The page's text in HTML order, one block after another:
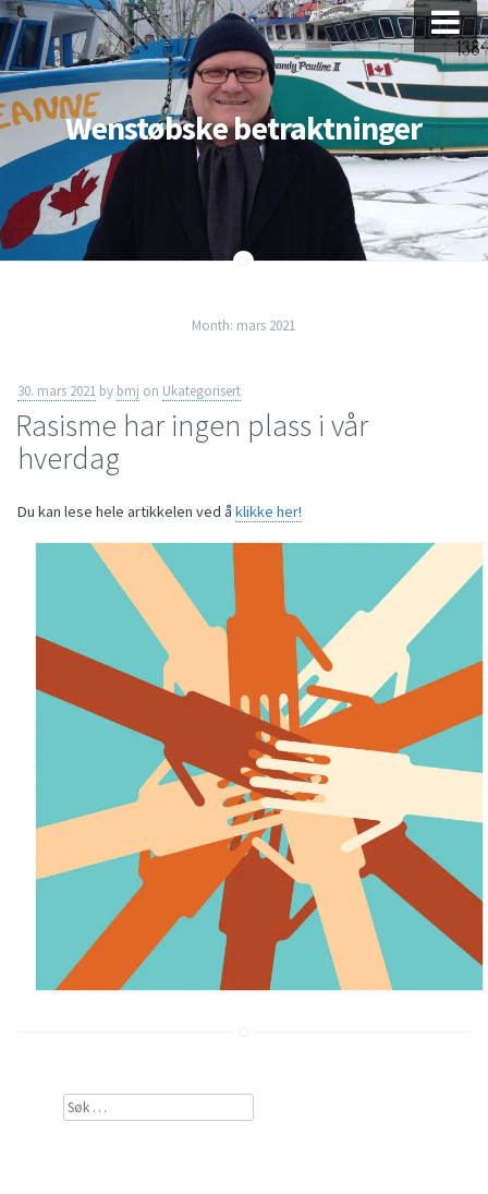
Skip
to
content
Wenstøbske betraktninger
Month: mars 2021
30. mars 2021 by bmj on Ukategorisert
Rasisme har ingen plass i vår
hverdag
Du kan lese hele artikkelen ved å klikke her!
Søk